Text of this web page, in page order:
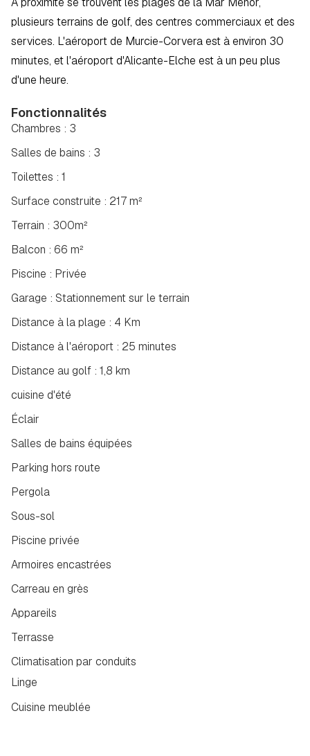
plusieurs terrains de golf, des centres commerciaux et des
services. L'aéroport de Murcie-Corvera est à environ 30
minutes, et l'aéroport d'Alicante-Elche est à un peu plus
d'une heure.
Fonctionnalités
Salles de bains : 3
Cuisine meublée
Toilettes : 1
Chambres : 3
Surface construite : 217 m²
Terrain : 300m²
Balcon : 66 m²
Piscine : Privée
Garage : Stationnement sur le terrain
Distance à la plage : 4 Km
Distance à l'aéroport : 25 minutes
Distance au golf : 1,8 km
cuisine d'été
Éclair
Salles de bains équipées
Parking hors route
Pergola
Sous-sol
Piscine privée
Armoires encastrées
Carreau en grès
Appareils
Terrasse
Climatisation par conduits
Linge